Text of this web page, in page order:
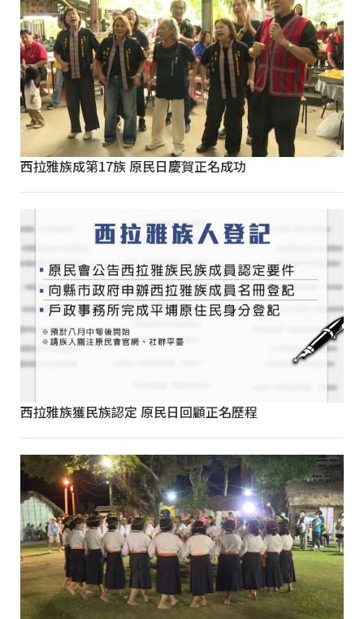
西拉雅族成第17族 原民日慶賀正名成功
西拉雅族獲民族認定 原民日回顧正名歷程